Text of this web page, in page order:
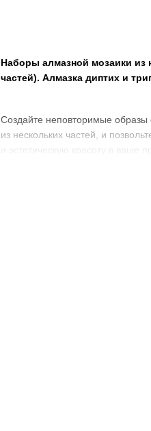
Наборы алмазной мозаики из
частей). Алмазка диптих и
Создайте неповторимые образы
из нескольких частей, и
и эстетическую красоту в ваше